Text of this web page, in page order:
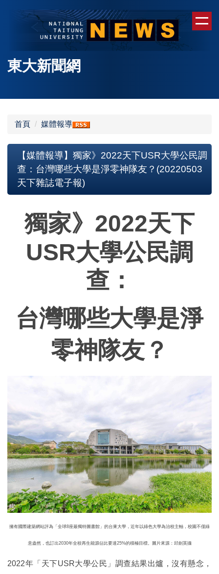
容
東大新聞網
首頁 媒體報導
【媒體報導】獨家》2022天下USR大學公民調
查：台灣哪些大學是淨零神隊友？(20220503
天下雜誌電子報)
獨家》2022天下
USR大學公民調
查：
台灣哪些大學是淨
零神隊友？
擁有國際建築網站評為「全球8座最獨特圖書館」的台東大學，近年以綠色大學為治校主軸，校園不僅綠
意盎然，也訂出2030年全校再生能源佔比要達25%的積極目標。圖片來源：邱劍英攝
2022年「天下USR大學公民」調查結果出爐，沒有懸念，